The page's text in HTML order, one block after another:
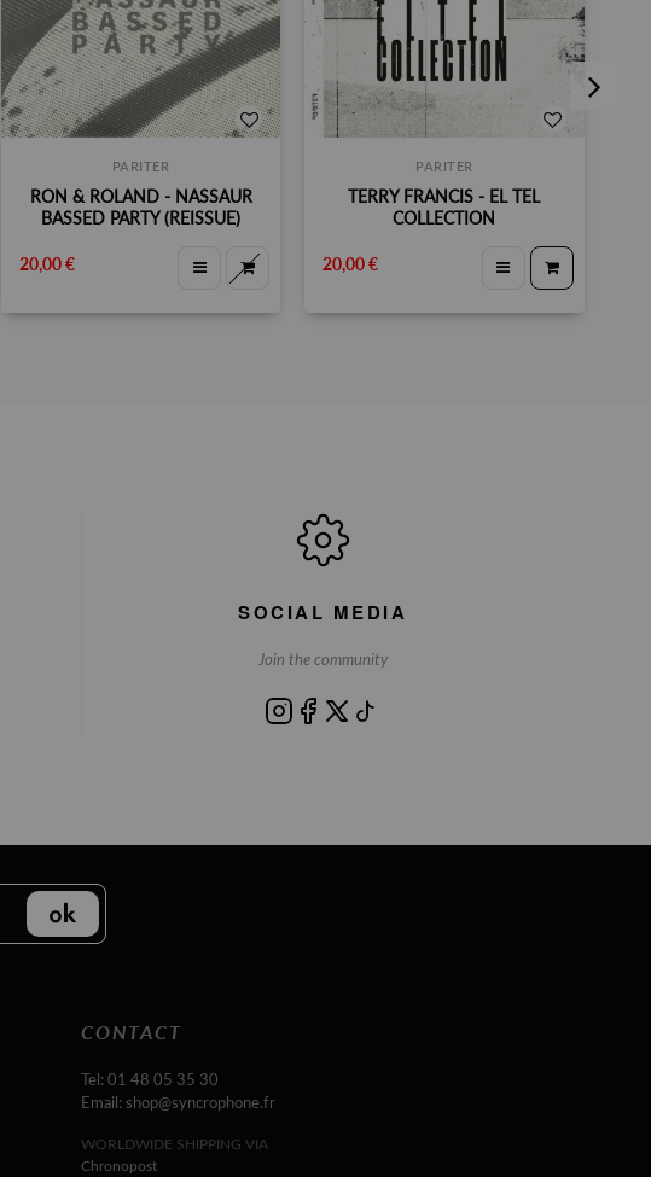
PARITER
RON & ROLAND - NASSAUR
BASSED PARTY (REISSUE)
20,00 €
PARITER
TERRY FRANCIS - EL TEL
COLLECTION
20,00 €
SOCIAL MEDIA
Join the community
CONTACT
Tel: 01 48 05 35 30
Email: shop@syncrophone.fr
WORLDWIDE SHIPPING VIA
Chronopost